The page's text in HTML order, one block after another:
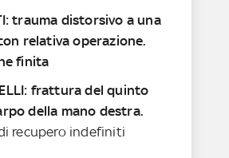
trauma distorsivo a una
relativa operazione.
finita
frattura del quinto
della mano destra.
recupero indefiniti